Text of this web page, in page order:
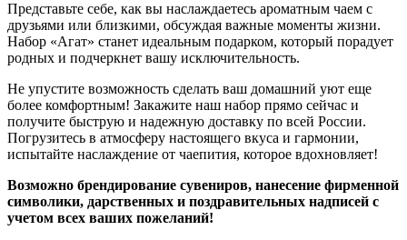
Представьте себе, как вы наслаждаетесь ароматным чаем с
друзьями или близкими, обсуждая важные моменты жизни.
Набор «Агат» станет идеальным подарком, который порадует
родных и подчеркнет вашу исключительность.
Не упустите возможность сделать ваш домашний уют еще
более комфортным! Закажите наш набор прямо сейчас и
получите быструю и надежную доставку по всей России.
Погрузитесь в атмосферу настоящего вкуса и гармонии,
испытайте наслаждение от чаепития, которое вдохновляет!
Возможно брендирование сувениров, нанесение фирменной
символики, дарственных и поздравительных надписей с
учетом всех ваших пожеланий!